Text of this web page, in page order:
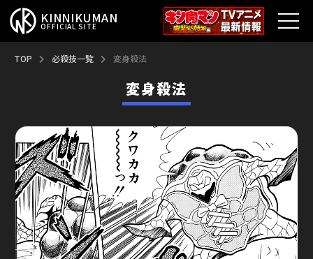
KINNIKUMAN
OFFICIAL SITE
TOP
最新情報
アニメ
コミックス
特集
TOP 必殺技一覧 変身殺法
変身殺法